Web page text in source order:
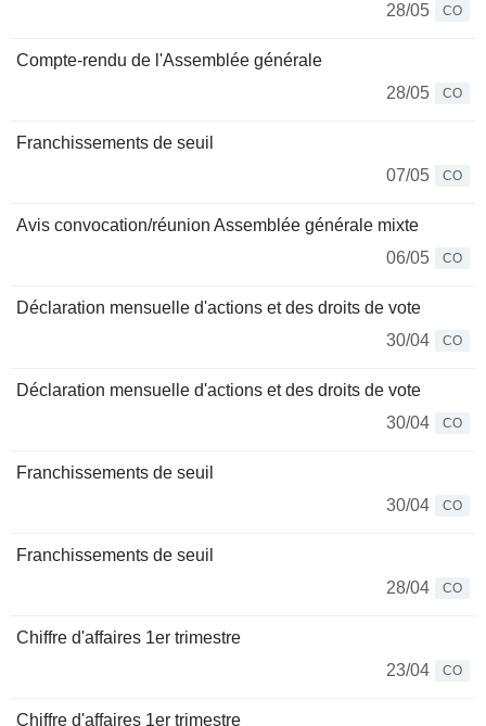
28/05
CO
Compte-rendu de l'Assemblée générale
28/05
CO
Franchissements de seuil
07/05
CO
Avis convocation/réunion Assemblée générale mixte
06/05
CO
Déclaration mensuelle d'actions et des droits de vote
30/04
CO
Déclaration mensuelle d'actions et des droits de vote
30/04
CO
Franchissements de seuil
30/04
CO
Franchissements de seuil
28/04
CO
Chiffre d'affaires 1er trimestre
23/04
CO
Chiffre d'affaires 1er trimestre